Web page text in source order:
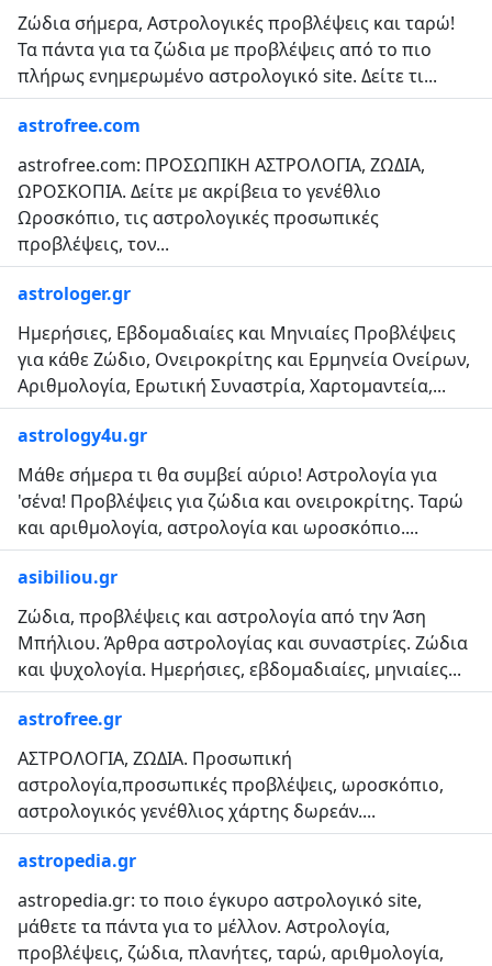
Ζώδια σήμερα, Αστρολογικές προβλέψεις και ταρώ!
Τα πάντα για τα ζώδια με προβλέψεις από το πιο
πλήρως ενημερωμένο αστρολογικό site. Δείτε τι...
astrofree.com
astrofree.com: ΠΡΟΣΩΠΙΚΗ ΑΣΤΡΟΛΟΓΙΑ, ΖΩΔΙΑ,
ΩΡΟΣΚΟΠΙΑ. Δείτε με ακρίβεια το γενέθλιο
Ωροσκόπιο, τις αστρολογικές προσωπικές
προβλέψεις, τον...
astrologer.gr
Ημερήσιες, Εβδομαδιαίες και Μηνιαίες Προβλέψεις
για κάθε Ζώδιο, Ονειροκρίτης και Ερμηνεία Ονείρων,
Αριθμολογία, Ερωτική Συναστρία, Χαρτομαντεία,...
astrology4u.gr
Μάθε σήμερα τι θα συμβεί αύριο! Αστρολογία για
'σένα! Προβλέψεις για ζώδια και ονειροκρίτης. Ταρώ
και αριθμολογία, αστρολογία και ωροσκόπιο....
asibiliou.gr
Ζώδια, προβλέψεις και αστρολογία από την Άση
Μπήλιου. Άρθρα αστρολογίας και συναστρίες. Ζώδια
και ψυχολογία. Ημερήσιες, εβδομαδιαίες, μηνιαίες...
astrofree.gr
ΑΣΤΡΟΛΟΓΙΑ, ZΩΔΙΑ. Προσωπική
αστρολογία,προσωπικές προβλέψεις, ωροσκόπιο,
αστρολογικός γενέθλιος χάρτης δωρεάν....
astropedia.gr
astropedia.gr: το ποιο έγκυρο αστρολογικό site,
μάθετε τα πάντα για το μέλλον. Αστρολογία,
προβλέψεις, ζώδια, πλανήτες, ταρώ, αριθμολογία,